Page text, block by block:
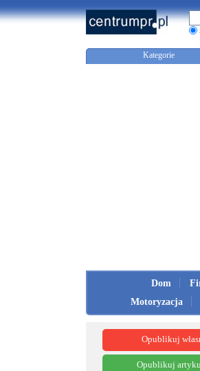
Kategorie
Dom
Motoryzacja
Opublikuj
Opublikuj